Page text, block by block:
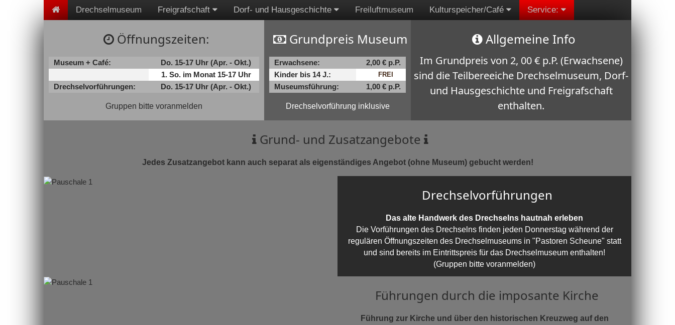
Drechselmuseum Freigrafschaft Dorf- und Hausgeschichte Freiluftmuseum Kulturspeicher/Café Service:
Öffnungszeiten:
Museum + Café:
Do. 15-17 Uhr (Apr. - Okt.)
1. So. im Monat 15-17 Uhr
Drechselvorführungen:
Do. 15-17 Uhr (Apr. - Okt.)
Gruppen bitte voranmelden
Grundpreis Museum
Erwachsene:
2,00 € p.P.
Kinder bis 14 J.:
FREI
Museumsführung: 1,00 € p.P.
Drechselvorführung inklusive
Allgemeine Info
Im Grundpreis von 2, 00 € p.P. (Erwachsene)
sind die Teilbereeiche Drechselmuseum, Dorf-
und Hausgeschichte und Freigrafschaft
enthalten.
Grund- und Zusatzangebote
Jedes Zusatzangebot kann auch separat als eigenständiges Angebot (ohne Museum) gebucht werden!
Drechselvorführungen
Das alte Handwerk des Drechselns hautnah erleben
Die Vorführungen des Drechselns finden jeden Donnerstag während der
regulären Öffnungszeiten des Drechselmuseums in "Pastoren Scheune" statt
und sind bereits im Eintrittspreis für das Drechselmuseum enthalten!
(Gruppen bitte voranmelden)
Führungen durch die imposante Kirche
Führung zur Kirche und über den historischen Kreuzweg auf den